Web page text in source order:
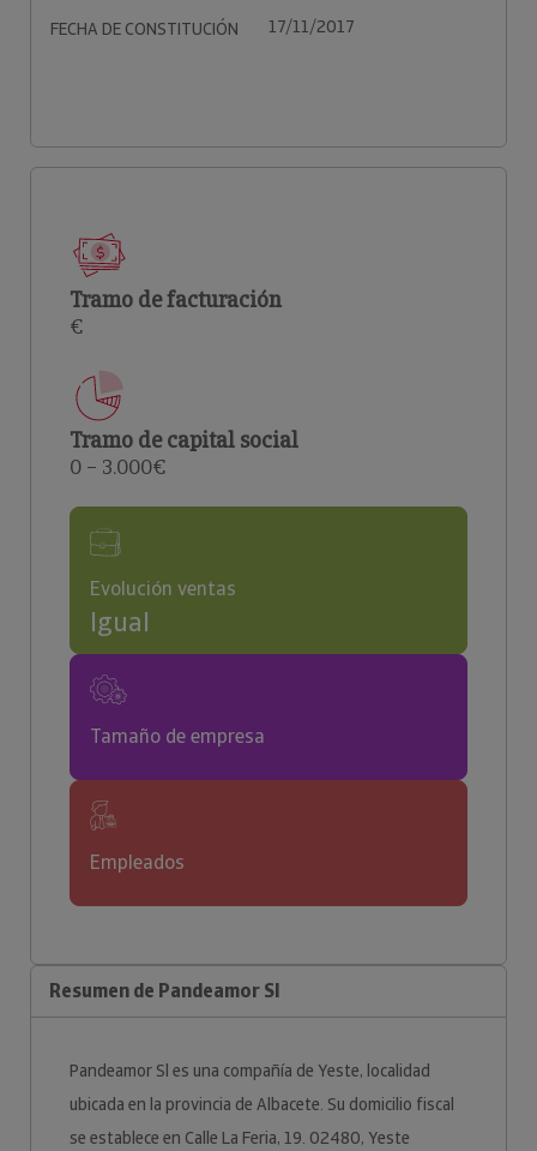
FECHA DE CONSTITUCIÓN 17/11/2017
Tramo de facturación
€
Tramo de capital social
0 – 3.000€
Evolución ventas
Igual
Tamaño de empresa
Empleados
Resumen de Pandeamor Sl
Pandeamor Sl es una compañía de Yeste, localidad
ubicada en la provincia de Albacete. Su domicilio fiscal
se establece en Calle La Feria, 19. 02480, Yeste